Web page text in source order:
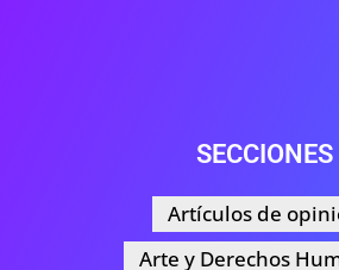
SECCIONES
Artículos de
Arte y Derechos